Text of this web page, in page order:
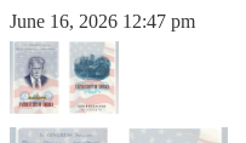
June 16, 2026 12:47 pm